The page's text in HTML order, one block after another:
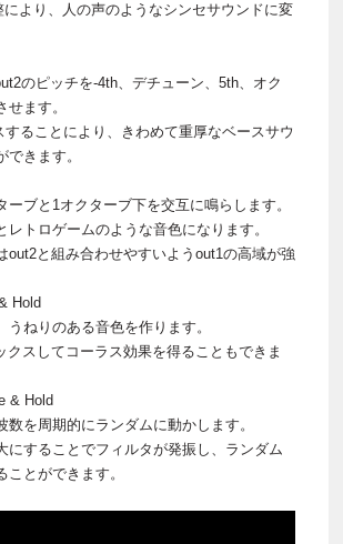
より、人の声のようなシンセサウンドに変
のピッチを-4th、デチューン、5th、オク
せます。
することにより、きわめて重厚なベースサウ
できます。
ーブと1オクターブ下を交互に鳴らします。
レトロゲームのような音色になります。
out2と組み合わせやすいようout1の高域が強
Hold
うねりのある音色を作ります。
クスしてコーラス効果を得ることもできま
& Hold
数を周期的にランダムに動かします。
にすることでフィルタが発振し、ランダム
ことができます。